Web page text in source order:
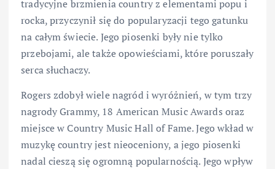
tradycyjne brzmienia country z elementami popu i
rocka, przyczynił się do popularyzacji tego gatunku
na całym świecie. Jego piosenki były nie tylko
przebojami, ale także opowieściami, które poruszały
serca słuchaczy.
Rogers zdobył wiele nagród i wyróżnień, w tym trzy
nagrody Grammy, 18 American Music Awards oraz
miejsce w Country Music Hall of Fame. Jego wkład w
muzykę country jest nieoceniony, a jego piosenki
nadal cieszą się ogromną popularnością. Jego wpływ